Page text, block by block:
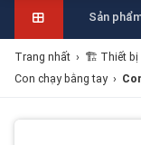
Sản
Trang nhất › 🏗 Thiết bị
Con chạy bằng tay ›